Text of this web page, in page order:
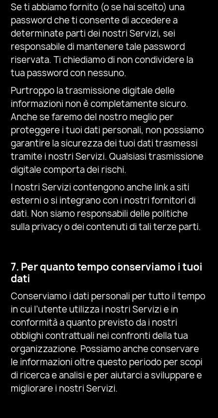
Se ti abbiamo fornito (o se hai scelto) una
password che ti consente di accedere a
determinate parti dei nostri Servizi, sei
responsabile di mantenere tale password
riservata. Ti chiediamo di non condividere la
tua password con nessuno.
Purtroppo la trasmissione digitale delle
informazioni non è completamente sicuro.
Anche se faremo del nostro meglio per
proteggere i tuoi dati personali, non possiamo
garantire la sicurezza dei tuoi dati trasmessi
tramite i nostri Servizi. Qualsiasi trasmissione
digitale comporta dei rischi.
I nostri Servizi contengono anche link a siti
esterni o si integrano con i nostri fornitori di
dati. Non siamo responsabili delle politiche
sulla privacy o dei contenuti di tali terze parti.
7. Per quanto tempo conserviamo i tuoi
dati
Conserviamo i dati personali per tutto il tempo
in cui l’utente utilizza i nostri Servizi e in
conformità a quanto previsto da i nostri
obblighi contrattuali nei confronti della tua
organizzazione. Possiamo anche conservare
le informazioni oltre questo periodo per scopi
di ricerca e analisi e per aiutarci a sviluppare e
migliorare i nostri Servizi.